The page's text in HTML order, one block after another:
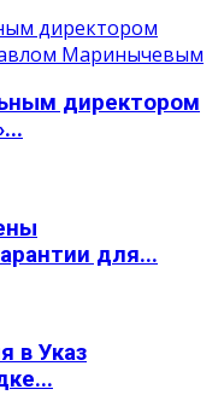
директором
для...
в Указ